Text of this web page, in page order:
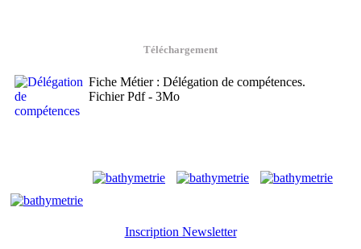
Téléchargement
Fiche Métier : Délégation de compétences.
Fichier Pdf - 3Mo
Inscription Newsletter